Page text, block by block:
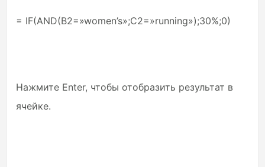
= IF(AND(B2=»women’s»;C2=»running»);30%;0)
Нажмите Enter, чтобы отобразить результат в
ячейке.